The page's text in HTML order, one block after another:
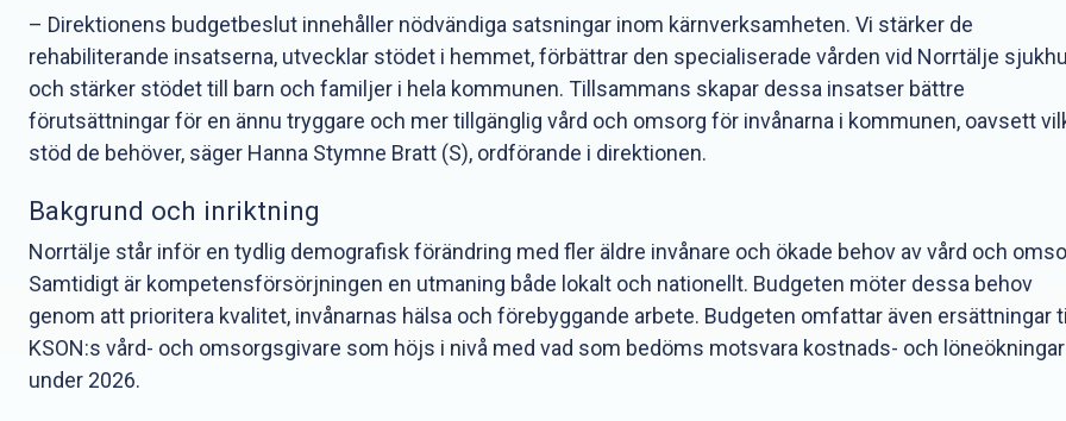
– Direktionens budgetbeslut innehåller nödvändiga satsningar inom kärnverksamheten. Vi stärker de
rehabiliterande insatserna, utvecklar stödet i hemmet, förbättrar den specialiserade vården vid Norrtälje
och stärker stödet till barn och familjer i hela kommunen. Tillsammans skapar dessa insatser bättre
förutsättningar för en ännu tryggare och mer tillgänglig vård och omsorg för invånarna i kommunen, oavsett
stöd de behöver, säger Hanna Stymne Bratt (S), ordförande i direktionen.
Bakgrund och inriktning
Norrtälje står inför en tydlig demografisk förändring med fler äldre invånare och ökade behov av vård och
Samtidigt är kompetensförsörjningen en utmaning både lokalt och nationellt. Budgeten möter dessa behov
genom att prioritera kvalitet, invånarnas hälsa och förebyggande arbete. Budgeten omfattar även ersättningar till
KSON:s vård- och omsorgsgivare som höjs i nivå med vad som bedöms motsvara kostnads- och löneökningar
under 2026.